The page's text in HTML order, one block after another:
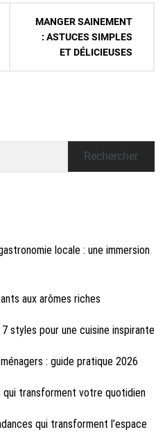
MANGER SAINEMENT
: ASTUCES SIMPLES
ET DÉLICIEUSES
locale : une immersion
aux arômes riches
styles pour une cuisine inspirante
: guide pratique 2026
qui transforment votre quotidien
qui transforment l’espace